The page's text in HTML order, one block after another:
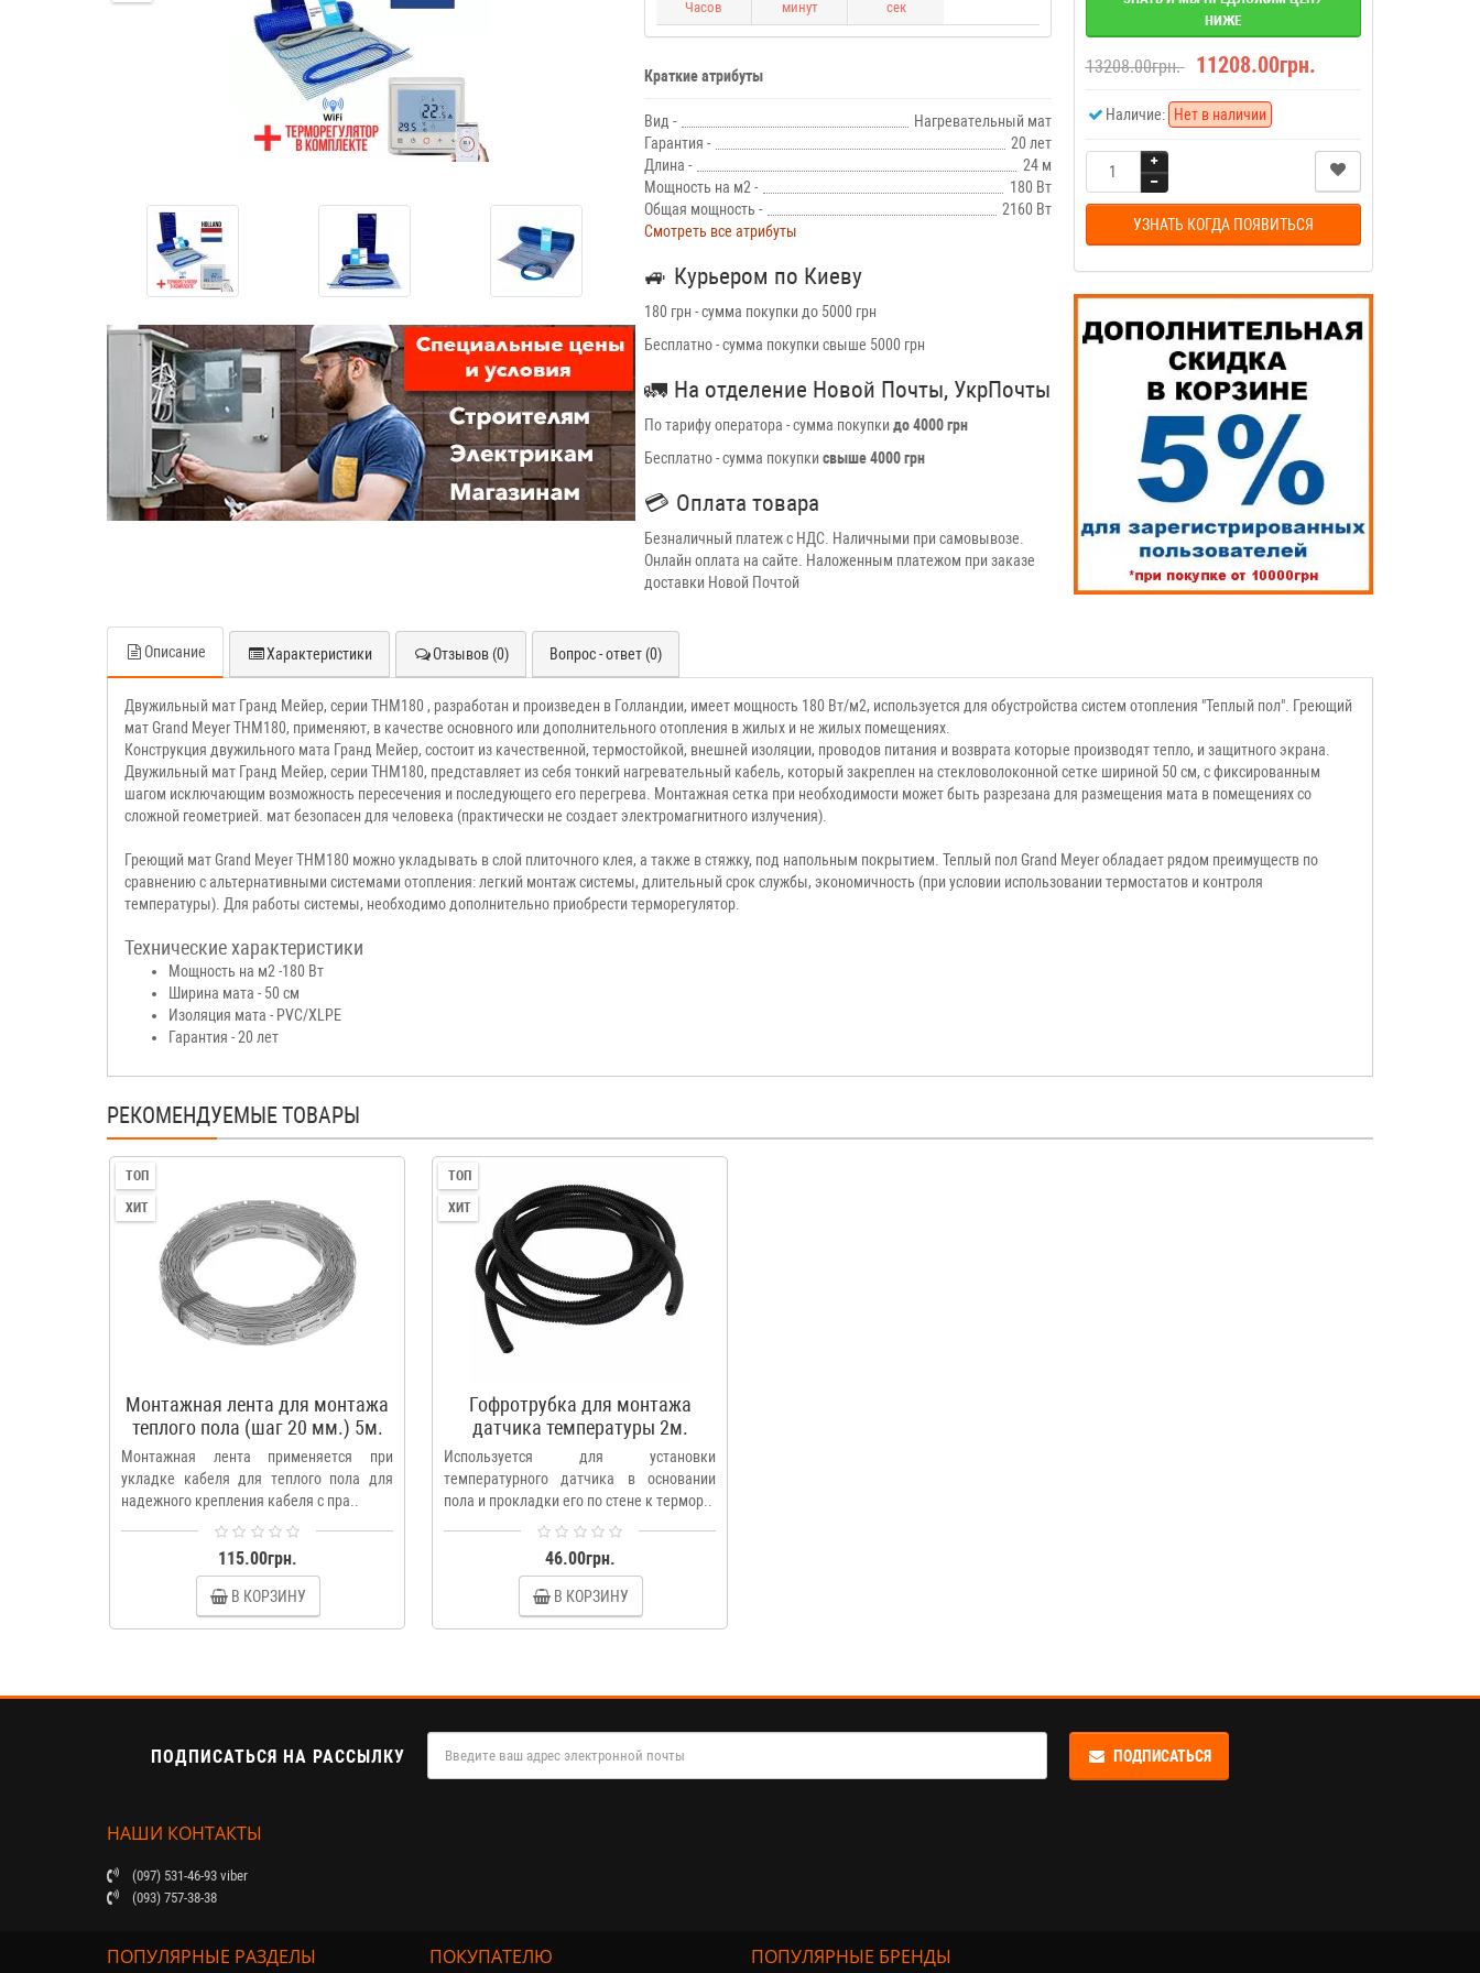
Часов минут сек
Краткие атрибуты
Вид -
Нагревательный мат
Гарантия -
20 лет
Длина -
24 м
Мощность на м2 -
180 Вт
Общая мощность -
2160 Вт
Смотреть все атрибуты
🚙 Курьером по Киеву
180 грн - сумма покупки до 5000 грн
Бесплатно - сумма покупки свыше 5000 грн
🚛 На отделение Новой Почты, УкрПочты
По тарифу оператора - сумма покупки до 4000 грн
Бесплатно - сумма покупки свыше 4000 грн
💳 Оплата товара
Безналичный платеж с НДС. Наличными при самовывозе.
Онлайн оплата на сайте. Наложенным платежом при заказе
доставки Новой Почтой
НИЖЕ
13208.00грн. 11208.00грн.
Наличие: Нет в наличии
УЗНАТЬ КОГДА ПОЯВИТЬСЯ
Описание Характеристики Отзывов (0) Вопрос - ответ (0)
Двужильный мат Гранд Мейер, серии THM180 , разработан и произведен в Голландии, имеет мощность 180 Вт/м2, используется для обустройства систем отопления "Теплый пол". Греющий
мат Grand Meyer THM180, применяют, в качестве основного или дополнительного отопления в жилых и не жилых помещениях.
Конструкция двужильного мата Гранд Мейер, состоит из качественной, термостойкой, внешней изоляции, проводов питания и возврата которые производят тепло, и защитного экрана.
Двужильный мат Гранд Мейер, серии THM180, представляет из себя тонкий нагревательный кабель, который закреплен на стекловолоконной сетке шириной 50 см, с фиксированным
шагом исключающим возможность пересечения и последующего его перегрева. Монтажная сетка при необходимости может быть разрезана для размещения мата в помещениях со
сложной геометрией. мат безопасен для человека (практически не создает электромагнитного излучения).
Греющий мат Grand Meyer THM180 можно укладывать в слой плиточного клея, а также в стяжку, под напольным покрытием. Теплый пол Grand Meyer обладает рядом преимуществ по
сравнению с альтернативными системами отопления: легкий монтаж системы, длительный срок службы, экономичность (при условии использовании термостатов и контроля
температуры). Для работы системы, необходимо дополнительно приобрести терморегулятор.
Технические характеристики
Мощность на м2 -180 Вт
Ширина мата - 50 см
Изоляция мата - PVC/XLPE
Гарантия - 20 лет
РЕКОМЕНДУЕМЫЕ ТОВАРЫ
ТОП
ХИТ
Монтажная лента для монтажа
теплого пола (шаг 20 мм.) 5м.
Монтажная лента применяется при
укладке кабеля для теплого пола для
надежного крепления кабеля с пра..
115.00грн.
В КОРЗИНУ
ТОП
ХИТ
Гофротрубка для монтажа
датчика температуры 2м.
Используется для установки
температурного датчика в основании
пола и прокладки его по стене к термор..
46.00грн.
В КОРЗИНУ
ПОДПИСАТЬСЯ НА РАССЫЛКУ ПОДПИСАТЬСЯ
НАШИ КОНТАКТЫ
(097) 531-46-93 viber
(093) 757-38-38
ПОПУЛЯРНЫЕ РАЗДЕЛЫ ПОКУПАТЕЛЮ ПОПУЛЯРНЫЕ БРЕНДЫ